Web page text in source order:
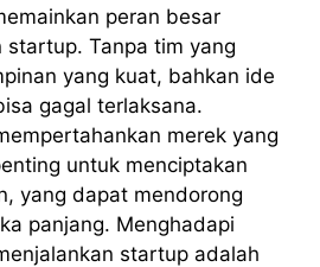
peran besar
startup. Tanpa tim yang
yang kuat, bahkan ide
gagal terlaksana.
merek yang
untuk menciptakan
yang dapat mendorong
panjang. Menghadapi
startup adalah